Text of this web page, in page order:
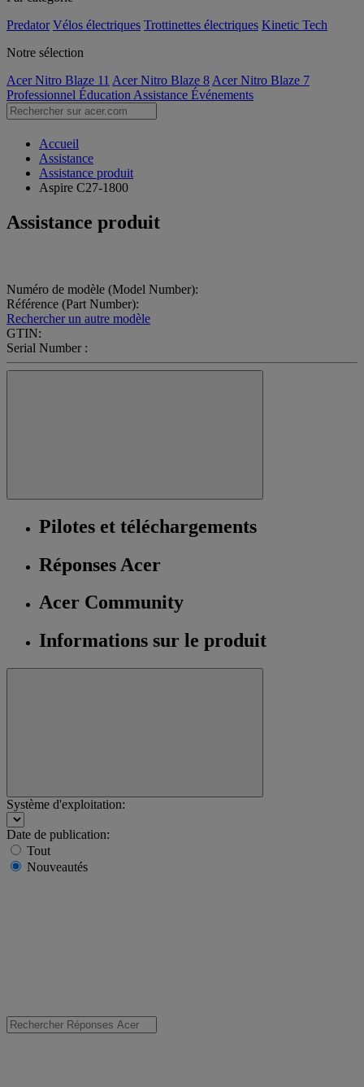
Predator Vélos électriques Trottinettes électriques Kinetic Tech
Notre sélection
Acer Nitro Blaze 11 Acer Nitro Blaze 8 Acer Nitro Blaze 7
Professionnel Éducation Assistance Événements
Accueil
Assistance
Assistance produit
Aspire C27-1800
Assistance produit
Numéro de modèle (Model Number):
Référence (Part Number):
Rechercher un autre modèle
GTIN:
Serial Number :
Pilotes et téléchargements
Réponses Acer
Acer Community
Informations sur le produit
Système d'exploitation:
Date de publication:
Tout
Nouveautés